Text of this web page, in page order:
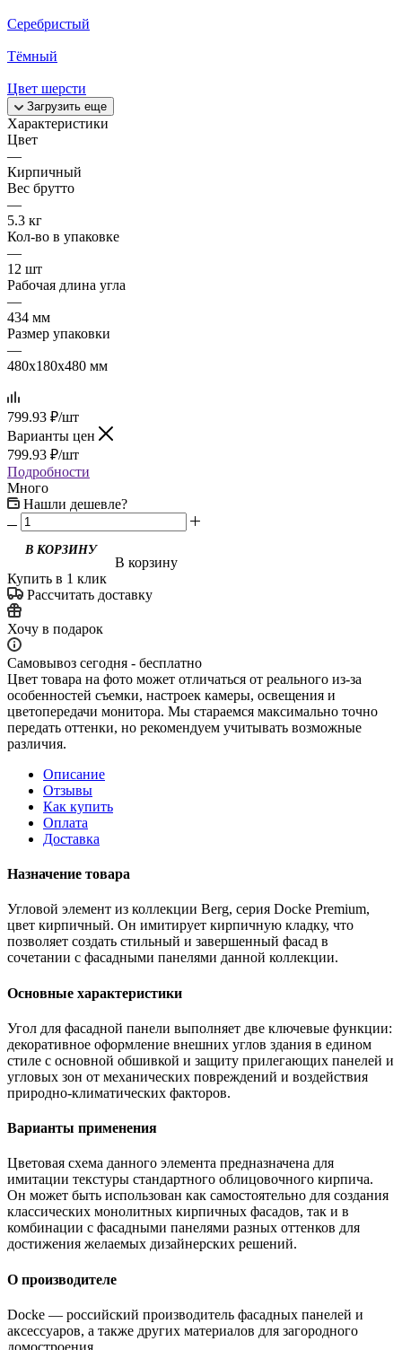
Серебристый
Тёмный
Цвет шерсти
Загрузить еще
Характеристики
Цвет
—
Кирпичный
Вес брутто
—
5.3 кг
Кол-во в упаковке
—
12 шт
Рабочая длина угла
—
434 мм
Размер упаковки
—
480x180x480 мм
799.93 ₽/шт
Варианты цен
799.93 ₽/шт
Подробности
Много
Нашли дешевле?
В корзину
Купить в 1 клик
Рассчитать доставку
Хочу в подарок
Самовывоз сегодня - бесплатно
Цвет товара на фото может отличаться от реального из-за
особенностей съемки, настроек камеры, освещения и
цветопередачи монитора. Мы стараемся максимально точно
передать оттенки, но рекомендуем учитывать возможные
различия.
Описание
Отзывы
Как купить
Оплата
Доставка
Назначение товара
Угловой элемент из коллекции Berg, серия Docke Premium,
цвет кирпичный. Он имитирует кирпичную кладку, что
позволяет создать стильный и завершенный фасад в
сочетании с фасадными панелями данной коллекции.
Основные характеристики
Угол для фасадной панели выполняет две ключевые функции:
декоративное оформление внешних углов здания в едином
стиле с основной обшивкой и защиту прилегающих панелей и
угловых зон от механических повреждений и воздействия
природно-климатических факторов.
Варианты применения
Цветовая схема данного элемента предназначена для
имитации текстуры стандартного облицовочного кирпича.
Он может быть использован как самостоятельно для создания
классических монолитных кирпичных фасадов, так и в
комбинации с фасадными панелями разных оттенков для
достижения желаемых дизайнерских решений.
О производителе
Docke — российский производитель фасадных панелей и
аксессуаров, а также других материалов для загородного
домостроения.